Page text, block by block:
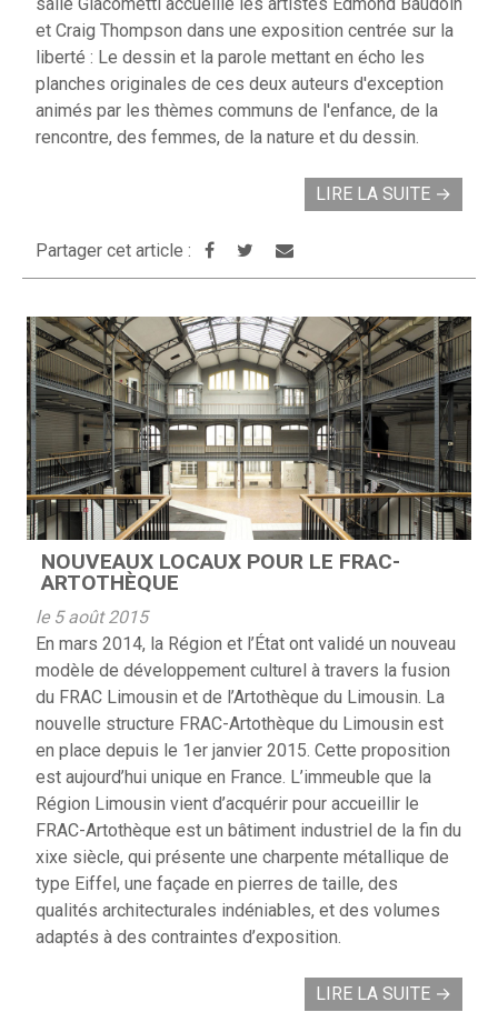
et Craig Thompson dans une exposition centrée sur la
liberté : Le dessin et la parole mettant en écho les
planches originales de ces deux auteurs d'exception
animés par les thèmes communs de l'enfance, de la
rencontre, des femmes, de la nature et du dessin.
LIRE LA SUITE →
Partager cet article :
NOUVEAUX LOCAUX POUR LE FRAC-
ARTOTHÈQUE
le 5 août 2015
En mars 2014, la Région et l’État ont validé un nouveau
modèle de développement culturel à travers la fusion
du FRAC Limousin et de l’Artothèque du Limousin. La
nouvelle structure FRAC-Artothèque du Limousin est
en place depuis le 1er janvier 2015. Cette proposition
est aujourd’hui unique en France. L’immeuble que la
Région Limousin vient d’acquérir pour accueillir le
FRAC-Artothèque est un bâtiment industriel de la fin du
xixe siècle, qui présente une charpente métallique de
type Eiffel, une façade en pierres de taille, des
qualités architecturales indéniables, et des volumes
adaptés à des contraintes d’exposition.
LIRE LA SUITE →